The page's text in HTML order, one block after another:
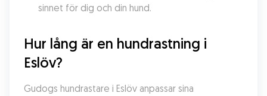
sinnet för dig och din hund.
Hur lång är en hundrastning i
Eslöv?
Gudogs hundrastare i Eslöv anpassar sina